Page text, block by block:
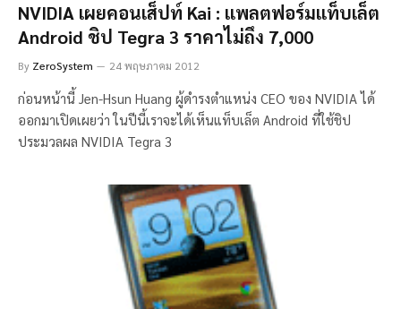
NVIDIA เผยคอนเส็ปท์ Kai : แพลตฟอร์มแท็บเล็ต
Android ชิป Tegra 3 ราคาไม่ถึง 7,000
By ZeroSystem 24 พฤษภาคม 2012
ก่อนหน้านี้ Jen-Hsun Huang ผู้ดำรงตำแหน่ง CEO ของ NVIDIA ได้
ออกมาเปิดเผยว่า ในปีนี้เราจะได้เห็นแท็บเล็ต Android ที่ใช้ชิป
ประมวลผล NVIDIA Tegra 3